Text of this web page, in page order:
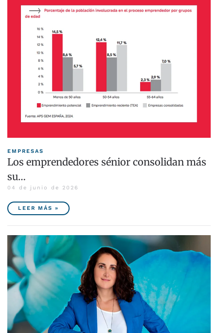
EMPRESAS
Los emprendedores sénior consolidan más
su…
04 de junio de 2026
LEER MÁS »